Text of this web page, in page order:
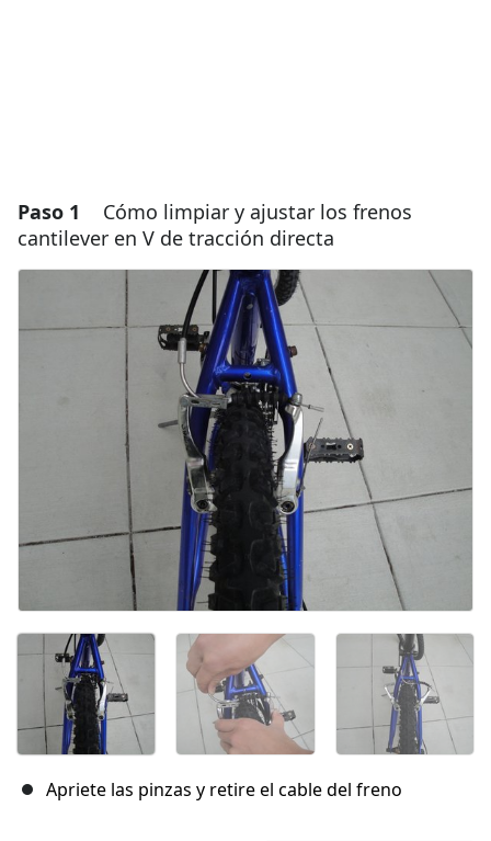
Paso 1
Cómo limpiar y ajustar los frenos
cantilever en V de tracción directa
Apriete las pinzas y retire el cable del freno